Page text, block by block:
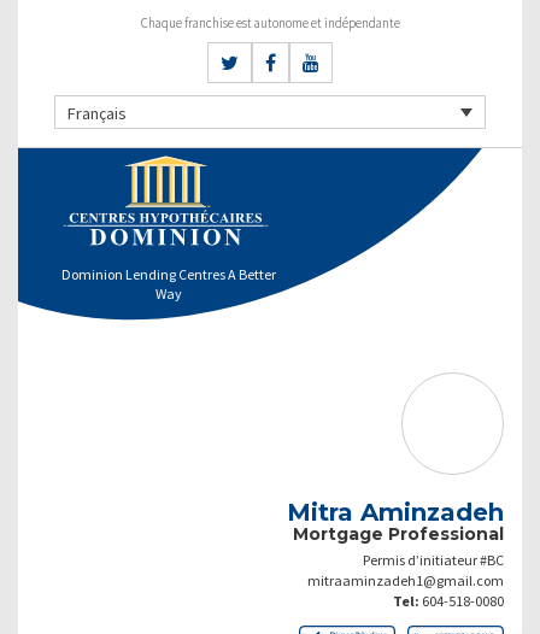
Chaque franchise est autonome et indépendante
Français
Dominion Lending Centres A Better
Way
Mitra Aminzadeh
Mortgage Professional
Permis d’initiateur #BC
mitraaminzadeh1@gmail.com
Tel: 604-518-0080